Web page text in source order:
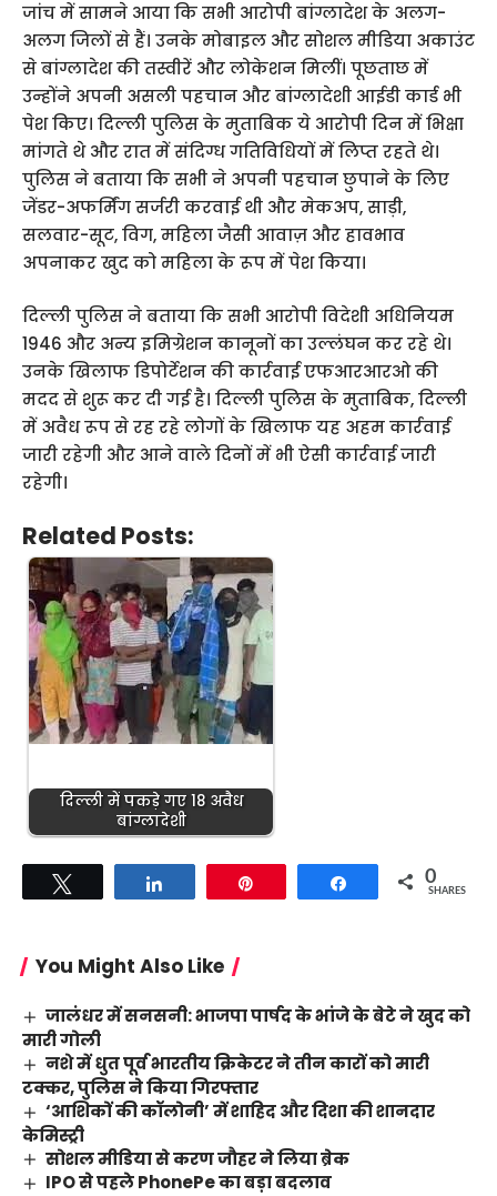
जांच में सामने आया कि सभी आरोपी बांग्लादेश के अलग-
अलग जिलों से हैं। उनके मोबाइल और सोशल मीडिया अकाउंट
से बांग्लादेश की तस्वीरें और लोकेशन मिलीं। पूछताछ में
उन्होंने अपनी असली पहचान और बांग्लादेशी आईडी कार्ड भी
पेश किए। दिल्ली पुलिस के मुताबिक ये आरोपी दिन में भिक्षा
मांगते थे और रात में संदिग्ध गतिविधियों में लिप्त रहते थे।
पुलिस ने बताया कि सभी ने अपनी पहचान छुपाने के लिए
जेंडर-अफर्मिंग सर्जरी करवाई थी और मेकअप, साड़ी,
सलवार-सूट, विग, महिला जैसी आवाज़ और हावभाव
अपनाकर खुद को महिला के रूप में पेश किया।
दिल्ली पुलिस ने बताया कि सभी आरोपी विदेशी अधिनियम
1946 और अन्य इमिग्रेशन कानूनों का उल्लंघन कर रहे थे।
उनके खिलाफ डिपोर्टेशन की कार्रवाई एफआरआरओ की
मदद से शुरू कर दी गई है। दिल्ली पुलिस के मुताबिक, दिल्ली
में अवैध रूप से रह रहे लोगों के खिलाफ यह अहम कार्रवाई
जारी रहेगी और आने वाले दिनों में भी ऐसी कार्रवाई जारी
रहेगी।
Related Posts:
दिल्ली में पकड़े गए 18 अवैध
बांग्लादेशी
Share 0
SHARES
You Might Also Like
जालंधर में सनसनी: भाजपा पार्षद के भांजे के बेटे ने खुद को
मारी गोली
नशे में धुत पूर्व भारतीय क्रिकेटर ने तीन कारों को मारी
टक्कर, पुलिस ने किया गिरफ्तार
‘आशिकों की कॉलोनी’ में शाहिद और दिशा की शानदार
केमिस्ट्री
सोशल मीडिया से करण जौहर ने लिया ब्रेक
IPO से पहले PhonePe का बड़ा बदलाव